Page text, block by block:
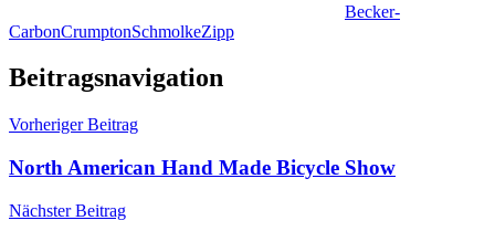
Becker-
CarbonCrumptonSchmolkeZipp
Beitragsnavigation
Vorheriger Beitrag
North American Hand Made Bicycle Show
Nächster Beitrag